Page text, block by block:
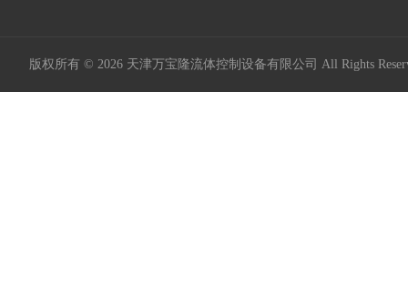
版权所有 © 2026 天津万宝隆流体控制设备有限公司 All Rights